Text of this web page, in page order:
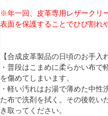
※年一回、皮革専用レザークリ
表面を保護することでひび割れ
【合成皮革製品の日頃のお手入
・普段はこまめに柔らかい布
を傷めてしまいます。
・軽い汚れはお湯で薄めた中性
た布で洗剤を拭く。その後乾い
き取ってください。